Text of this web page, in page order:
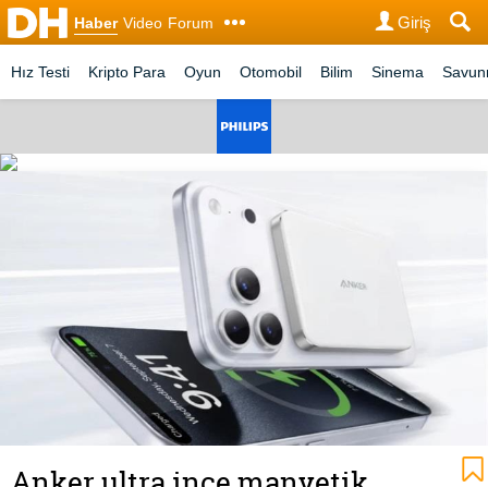
Haber Video Forum Giriş
Hız Testi Kripto Para Oyun Otomobil Bilim Sinema